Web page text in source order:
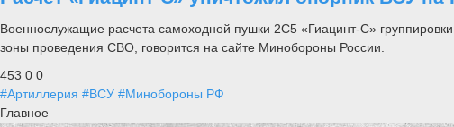
Военнослужащие расчета самоходной пушки 2С5 «Гиацинт-С»
зоны проведения СВО, говорится на сайте Минобороны России.
453 0 0
#Артиллерия #ВСУ #Минобороны РФ
Главное